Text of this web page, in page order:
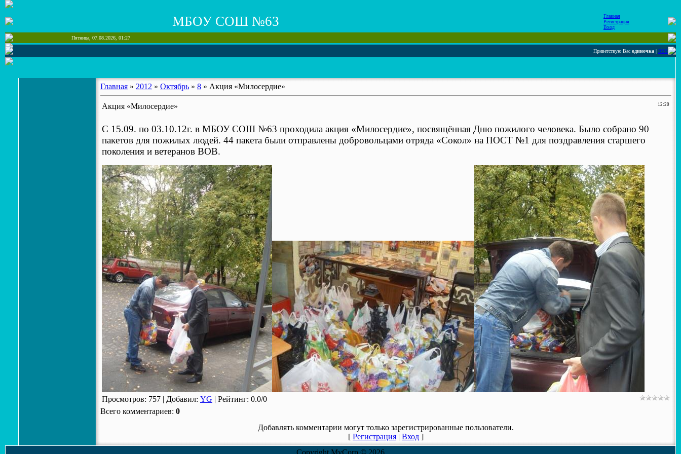
МБОУ СОШ №63
Главная
Регистрация
Вход
Пятница, 07.08.2026, 01:27
Приветствую Вас одиночка | RSS
Главная » 2012 » Октябрь » 8 » Акция «Милосердие»
12:20
Акция «Милосердие»
C 15.09. по 03.10.12г. в МБОУ СОШ №63 проходила акция «Милосердие», посвящённая Дню пожилого человека. Было собрано 90
пакетов для пожилых людей. 44 пакета были отправлены добровольцами отряда «Сокол» на ПОСТ №1 для поздравления старшего
поколения и ветеранов ВОВ.
Просмотров: 757 | Добавил: YG | Рейтинг: 0.0/0
Всего комментариев: 0
Добавлять комментарии могут только зарегистрированные пользователи.
[ Регистрация | Вход ]
Copyright MyCorp © 2026